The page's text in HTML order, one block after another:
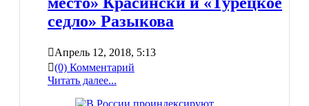
седло» Разыкова
Апрель 12, 2018, 5:13
(0) Комментарий
Читать далее...